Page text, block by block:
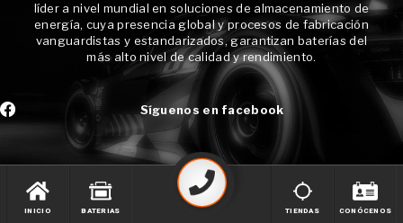
líder a nivel mundial en soluciones de almacenamiento de
energía, cuya presencia global y procesos de fabricación
vanguardistas y estandarizados, garantizan baterías del
más alto nivel de calidad y rendimiento.
Síguenos en facebook
INICIO BATERIAS TIENDAS CONÓCENOS